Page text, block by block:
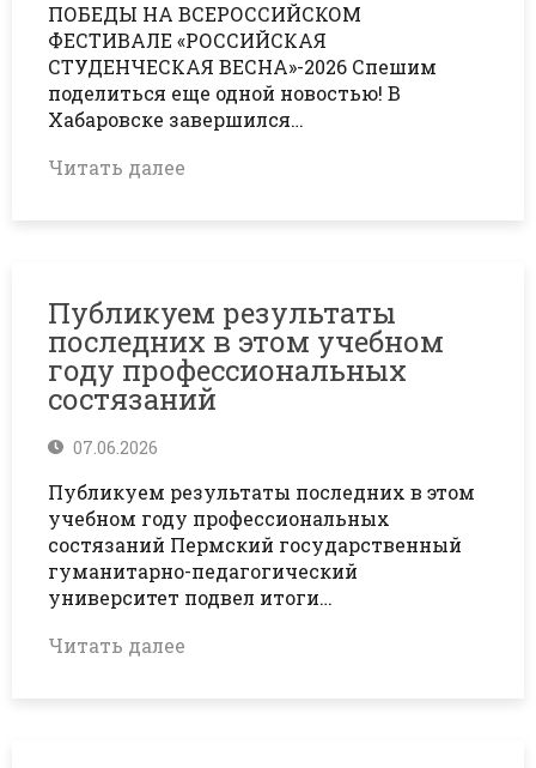
ПОБЕДЫ НА ВСЕРОССИЙСКОМ
ФЕСТИВАЛЕ «РОССИЙСКАЯ
СТУДЕНЧЕСКАЯ ВЕСНА»-2026 Спешим
поделиться еще одной новостью! В
Хабаровске завершился…
Читать далее
Публикуем результаты
последних в этом учебном
году профессиональных
состязаний
07.06.2026
Публикуем результаты последних в этом
учебном году профессиональных
состязаний Пермский государственный
гуманитарно-педагогический
университет подвел итоги…
Читать далее